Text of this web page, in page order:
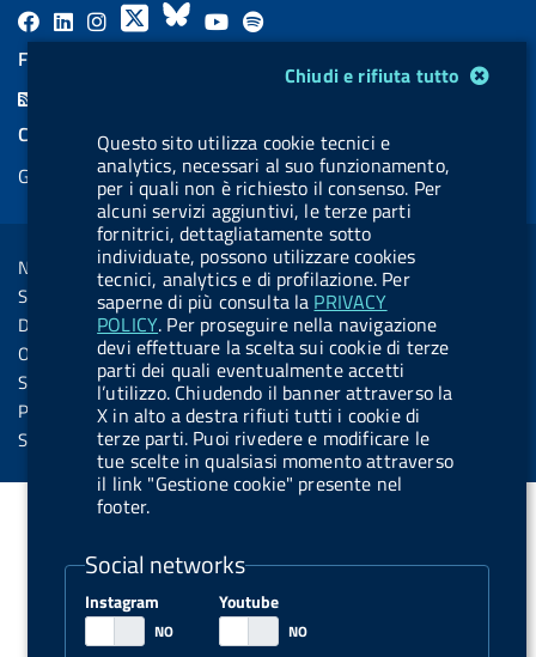
Chiudi e rifiuta tutto
Questo sito utilizza cookie tecnici e
analytics, necessari al suo funzionamento,
per i quali non è richiesto il consenso. Per
alcuni servizi aggiuntivi, le terze parti
fornitrici, dettagliatamente sotto
individuate, possono utilizzare cookies
tecnici, analytics e di profilazione. Per
saperne di più consulta la PRIVACY
POLICY. Per proseguire nella navigazione
devi effettuare la scelta sui cookie di terze
parti dei quali eventualmente accetti
l’utilizzo. Chiudendo il banner attraverso la
X in alto a destra rifiuti tutti i cookie di
terze parti. Puoi rivedere e modificare le
tue scelte in qualsiasi momento attraverso
il link "Gestione cookie" presente nel
footer.
Social networks
Instagram Youtube
F
a
L
i
a
l
.
b
u
t
t
o
n
.
i
n
s
a
g
X
B
l
s
k
y
Y
o
u
b
e
l
a
l
.
b
u
t
t
o
n
.
s
p
i
f
FEED RSS
COOKIES
Gestione cookie
Sezione Link Utili
Note legali
Social Media Policy
Dichiarazione di accessibilità
Obiettivi di accessibilità
Statistiche sito
Privacy
Servizi Online